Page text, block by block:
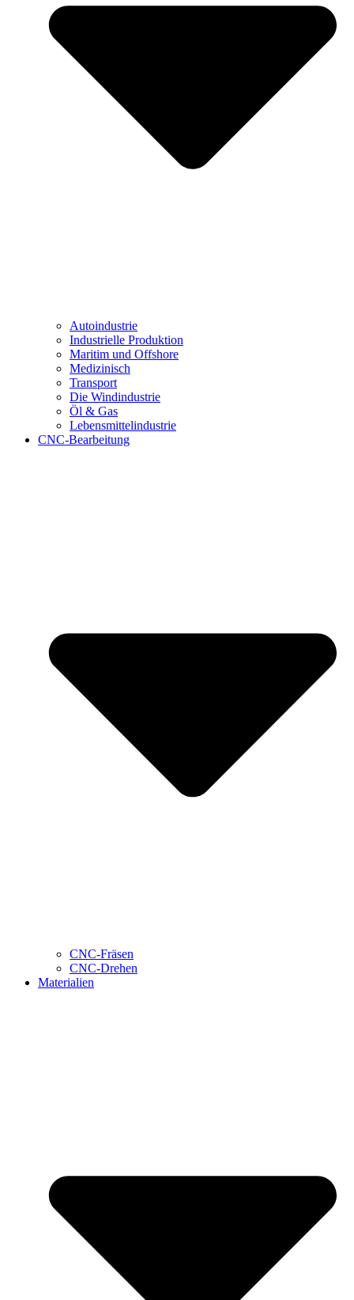
Autoindustrie
Industrielle Produktion
Maritim und Offshore
Medizinisch
Transport
Die Windindustrie
Öl & Gas
Lebensmittelindustrie
CNC-Bearbeitung
CNC-Fräsen
CNC-Drehen
Materialien